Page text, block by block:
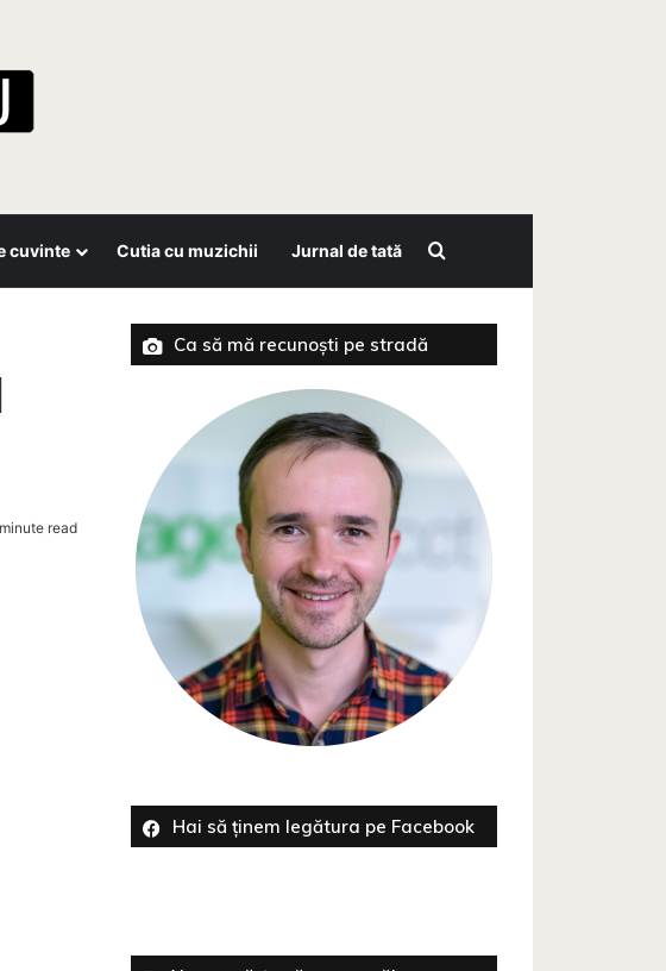
cuvinte Cutia cu muzichii Jurnal de tată Search for
read
Ca să mă recunoști pe stradă
Hai să ținem legătura pe Facebook